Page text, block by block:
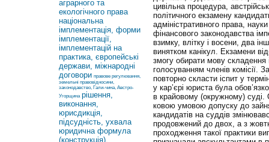
аграрного та
екологічного права
національна
імплементація, форми
імплементації,
імплементацій на
практика, європейські
держави, міжнародні
договори правове регулювання,
земельні правовідносини,
законодавство, Гали-чина, Австро-
Угорщина рішення,
виконання,
юрисдикція,
підсудність, ухвала
юридична формула
(конструкція),
цивільна процедура,
політичного екзамену
адміністративного права,
фінансового законодавства
взимку, влітку і восени, два
винятком канікул. Екзамени
змогу обирати мову складення
голосуванням членів комісії.
повторно скласти іспит у
у кар’єрі юриста була
в крайовому (окружному) суді.
ковою умовою допуску до
кандидатів на суддів
продовжений до двох, а з
проходження такої практики